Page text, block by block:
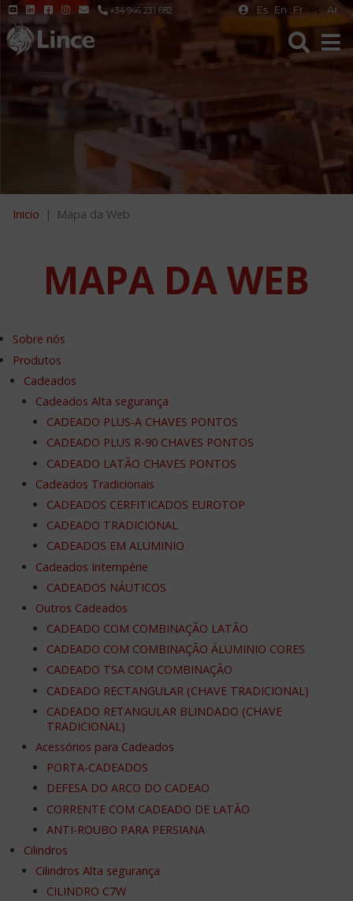
+34 946 231 682 Es En Fr Pt Ar
Inicio Mapa da Web
MAPA DA WEB
Sobre nós
Produtos
Cadeados
Cadeados Alta segurança
CADEADO PLUS-A CHAVES PONTOS
CADEADO PLUS R-90 CHAVES PONTOS
CADEADO LATÃO CHAVES PONTOS
Cadeados Tradicionais
CADEADOS CERFITICADOS EUROTOP
CADEADO TRADICIONAL
CADEADOS EM ALUMINIO
Cadeados Intempérie
CADEADOS NÁUTICOS
Outros Cadeados
CADEADO COM COMBINAÇÃO LATÃO
CADEADO COM COMBINAÇÃO ÁLUMINIO CORES
CADEADO TSA COM COMBINAÇÃO
CADEADO RECTANGULAR (CHAVE TRADICIONAL)
CADEADO RETANGULAR BLINDADO (CHAVE
TRADICIONAL)
Acessórios para Cadeados
PORTA-CADEADOS
DEFESA DO ARCO DO CADEAO
CORRENTE COM CADEADO DE LATÃO
ANTI-ROUBO PARA PERSIANA
Cilindros
Cilindros Alta segurança
CILINDRO C7W